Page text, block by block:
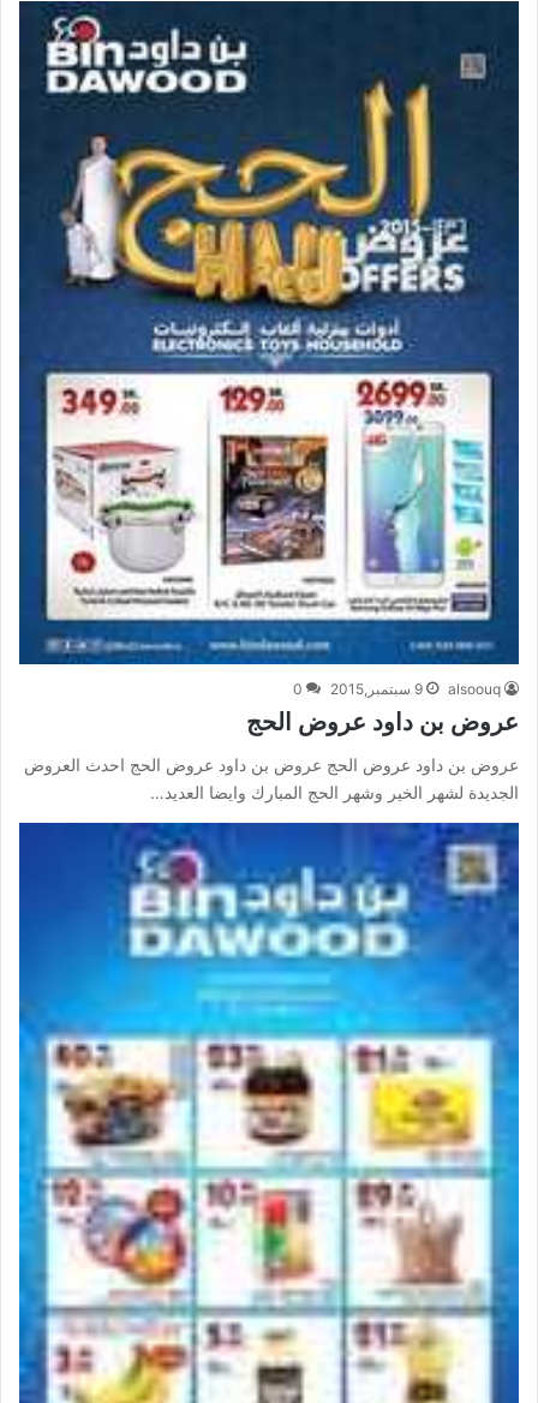
alsoouq 9 سبتمبر,2015 0
عروض بن داود عروض الحج
عروض بن داود عروض الحج عروض بن داود عروض الحج احدث العروض
الجديدة لشهر الخير وشهر الحج المبارك وايضا العديد…